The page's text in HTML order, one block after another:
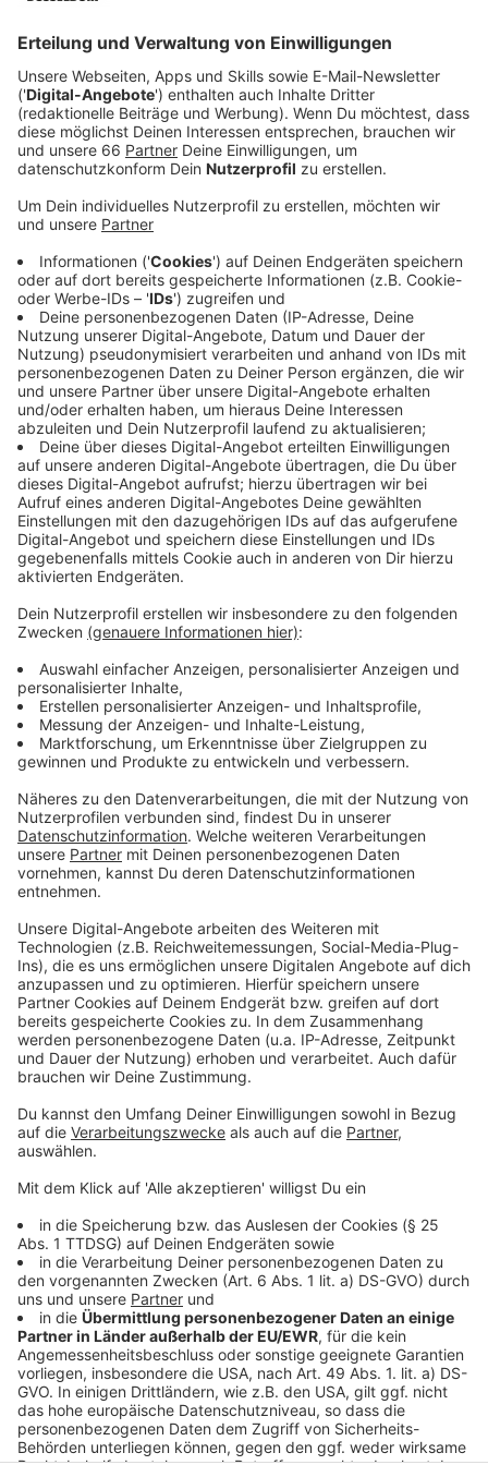
Veröffentlicht: Dienstag, 15.07.2025 06:17
Anzeige
Gemeinsames Projekt mit Kinderschutzbund
Anzeige
Kinder bekommen dort eine eigene "Fast Lane". Das
heißt, ihnen wird ohne Schlangestehen sofort
geholfen, wenn sie zum Beispiel ihr Ticket verloren
haben, sich nicht auskennen oder andere Fragen haben.
Das Projekt ist eine von mehreren Kooperationen der
Rheinbahn mit demKinderschutzbund Düsseldorfund
stehe aktuell "in den Startlöchern".
Anzeige
Mehr Aufmerksamkeit für Kinderrechte im
öffentlichen Raum
Anzeige
Schon jetzt können wir eine weitere Aktion in
Düsseldorf sehen: An der Haltestelle "Volksgarten S"
weist die Rheinbahn jetzt mit mehreren Schildern auf
noch in Planung.
Anzeige
Weitere Infos und Links zum Thema:
Anzeige
Meldung der Rheinbahn zur "Fast Lane" und den
weiteren Aktionen für Kinder
In Düsseldorf gibt es bald eine Professur für
Kinderschutz und Kinderrechte
Kinderschutzbund Düsseldorf feiert dieses Jahr 60-
Anzeige
Anzeige